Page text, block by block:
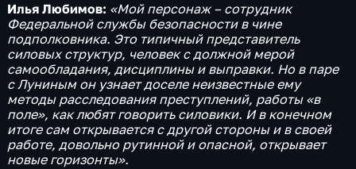
Илья Любимов: «Мой персонаж – сотрудник
Федеральной службы безопасности в чине
подполковника. Это типичный представитель
силовых структур, человек с должной мерой
самообладания, дисциплины и выправки. Но в паре
с Луниным он узнает доселе неизвестные ему
методы расследования преступлений, работы «в
поле», как любят говорить силовики. И в конечном
итоге сам открывается с другой стороны и в своей
работе, довольно рутинной и опасной, открывает
новые горизонты».